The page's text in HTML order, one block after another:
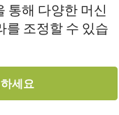
통해 다양한 머신
를 조정할 수 있습
세요